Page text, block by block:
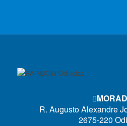
R. Augusto Alexandre
2675-220